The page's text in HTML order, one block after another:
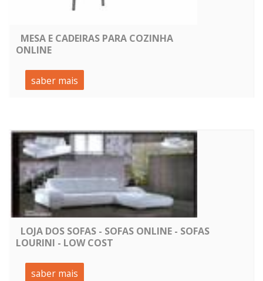
MESA E CADEIRAS PARA COZINHA
ONLINE
saber mais
LOJA DOS SOFAS - SOFAS ONLINE - SOFAS
LOURINI - LOW COST
saber mais